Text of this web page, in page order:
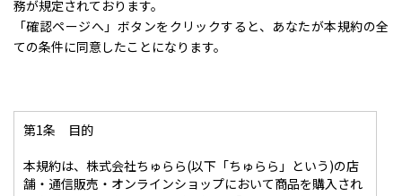
務が規定されております。
「確認ページへ」ボタンをクリックすると、あなたが本規約の全
ての条件に同意したことになります。